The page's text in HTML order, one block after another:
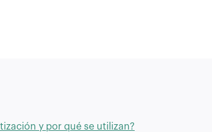
y por qué se utilizan?